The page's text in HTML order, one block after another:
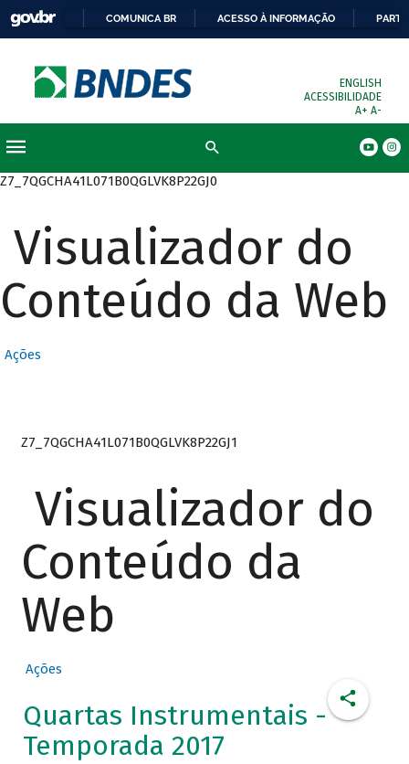
COMUNICA BR ACESSO À INFORMAÇÃO
ENGLISH
ACESSIBILIDADE
A+ A-
Z7_7QGCHA41L071B0QGLVK8P22GJ0
Visualizador do
Conteúdo da Web
Ações
Z7_7QGCHA41L071B0QGLVK8P22GJ1
Visualizador do
Conteúdo da
Web
Ações
Quartas Instrumentais -
Temporada 2017